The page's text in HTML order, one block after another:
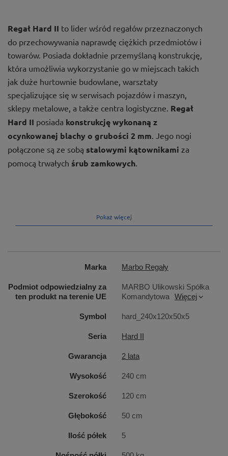
Regał Hard II to lider wśród regałów przeznaczonych
do przechowywania naprawdę ciężkich przedmiotów i
towarów. Posiada dokładnie przemyślaną konstrukcję,
która umożliwia wykorzystanie go w miejscach takich
jak duże hurtownie budowlane, warsztaty
specjalizujące się w serwisach pojazdów i maszyn,
sklepy metalowe, a także centra logistyczne. Regał
Hard II posiada konstrukcję wykonaną z
ocynkowanej blachy o grubości 2 mm . Jego nogi
połączone są ze sobą stalowymi kątownikami za
pomocą trwałych śrub zamkowych
Ten właśnie śrubowy system mocowania wykorzystany
został także w konstrukcji półek. Półki z kolei
Pokaż więcej
Marka Marbo Regały
Podmiot odpowiedzialny za
ten produkt na terenie UE
MARBO Ulikowski Spółka
Komandytowa
Więcej
Symbol hard_240x120x50x5
Seria Hard II
Gwarancja 2 lata
Wysokość 240 cm
Szerokość 120 cm
Głębokość 50 cm
Ilość półek 5